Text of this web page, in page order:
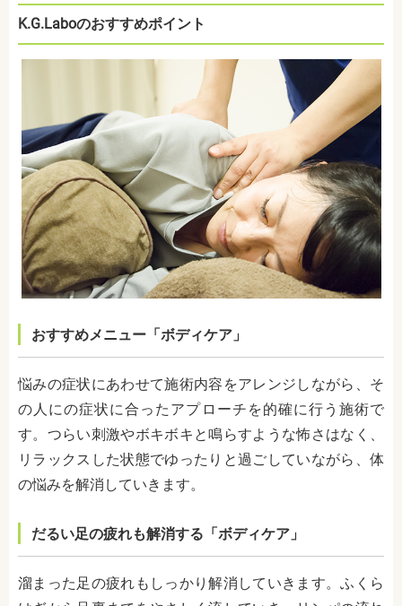
K.G.Laboのおすすめポイント
おすすめメニュー「ボディケア」
悩みの症状にあわせて施術内容をアレンジしながら、そ
の人にの症状に合ったアプローチを的確に行う施術で
す。つらい刺激やボキボキと鳴らすような怖さはなく、
リラックスした状態でゆったりと過ごしていながら、体
の悩みを解消していきます。
だるい足の疲れも解消する「ボディケア」
溜まった足の疲れもしっかり解消していきます。ふくら